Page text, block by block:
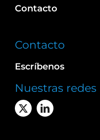
Contacto
Contacto
Escríbenos
Nuestras redes